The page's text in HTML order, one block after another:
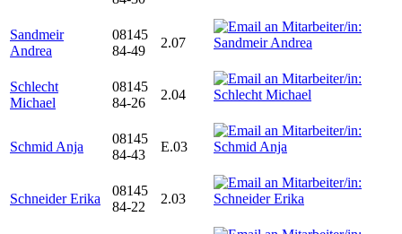
Sandmeir
Andrea
08145
84-49
2.07
Schlecht
Michael
08145
84-26
2.04
Schmid Anja
08145
84-43
E.03
Schneider Erika
08145
84-22
2.03